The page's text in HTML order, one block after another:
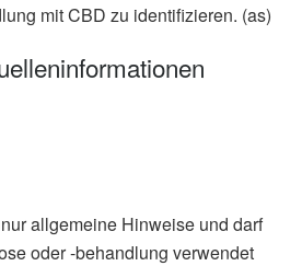
mit CBD zu identifizieren. (as)
allgemeine Hinweise und darf
oder -behandlung verwendet